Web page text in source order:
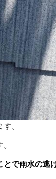
。
とで雨水の逃